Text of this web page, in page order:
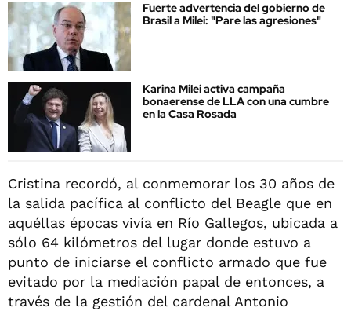
Fuerte advertencia del gobierno de
Brasil a Milei: "Pare las agresiones"
Karina Milei activa campaña
bonaerense de LLA con una cumbre
en la Casa Rosada
Cristina recordó, al conmemorar los 30 años de
la salida pacífica al conflicto del Beagle que en
aquéllas épocas vivía en Río Gallegos, ubicada a
sólo 64 kilómetros del lugar donde estuvo a
punto de iniciarse el conflicto armado que fue
evitado por la mediación papal de entonces, a
través de la gestión del cardenal Antonio